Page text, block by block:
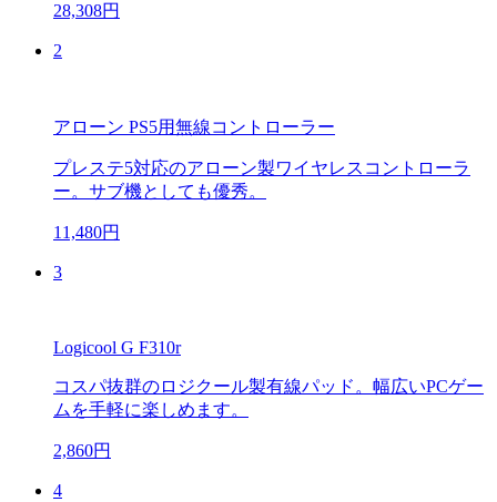
28,308円
2
アローン PS5用無線コントローラー
プレステ5対応のアローン製ワイヤレスコントローラ
ー。サブ機としても優秀。
11,480円
3
Logicool G F310r
コスパ抜群のロジクール製有線パッド。幅広いPCゲー
ムを手軽に楽しめます。
2,860円
4